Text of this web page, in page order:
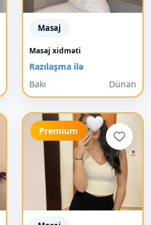
Masaj
Masaj xidməti
Razılaşma ilə
Bakı
Dünən
Premium